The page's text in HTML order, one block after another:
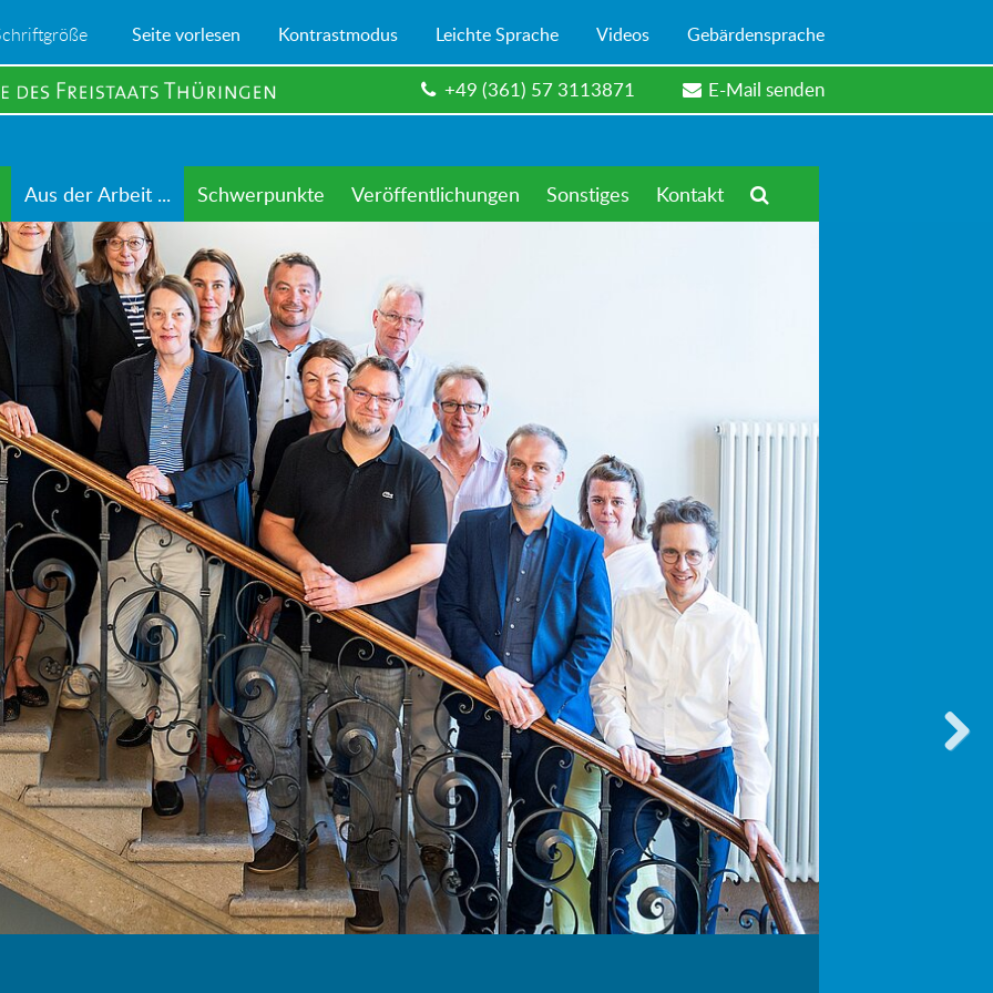
Seite vorlesen Kontrastmodus Leichte Sprache Videos Gebärdensprache
+49 (361) 57 3113871 E-Mail senden
Aus der Arbeit ... Schwerpunkte Veröffentlichungen Sonstiges Kontakt